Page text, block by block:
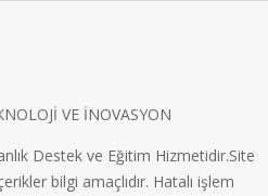
VE İNOVASYON
Destek ve Eğitim Hizmetidir.Site
bilgi amaçlıdır. Hatalı işlem